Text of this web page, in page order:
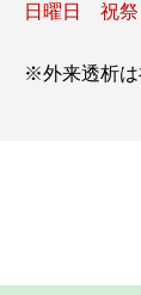
日曜日 祝
※外来透析は